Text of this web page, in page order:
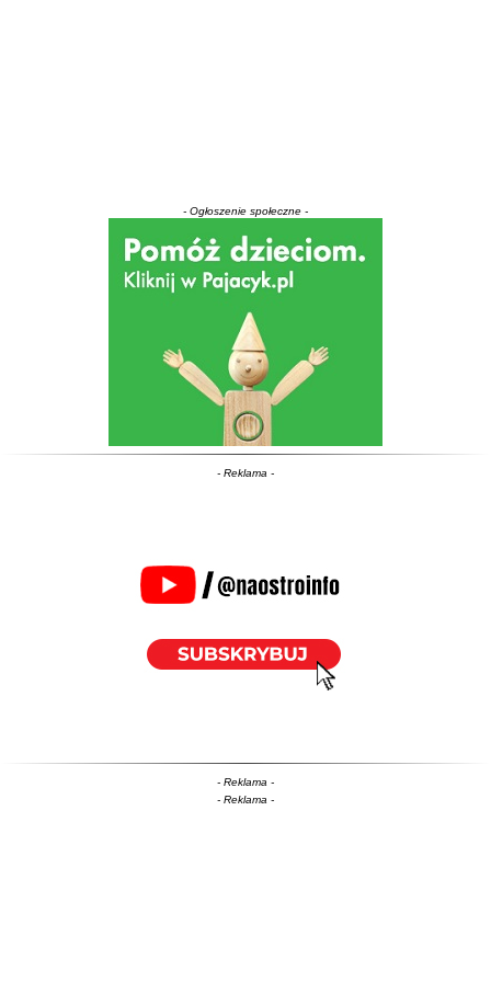
- Ogłoszenie społeczne -
- Reklama -
- Reklama -
- Reklama -